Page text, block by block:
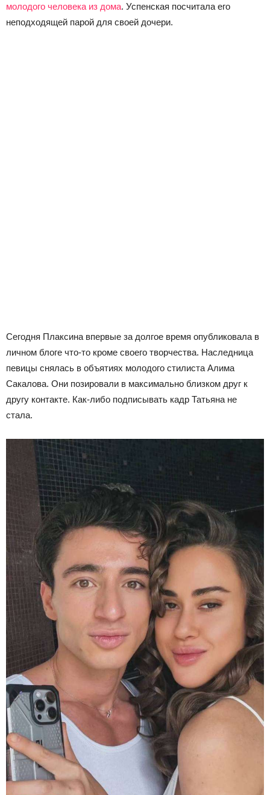
молодого человека из дома. Успенская посчитала его
неподходящей парой для своей дочери.
Сегодня Плаксина впервые за долгое время опубликовала в
личном блоге что-то кроме своего творчества. Наследница
певицы снялась в объятиях молодого стилиста Алима
Сакалова. Они позировали в максимально близком друг к
другу контакте. Как-либо подписывать кадр Татьяна не
стала.